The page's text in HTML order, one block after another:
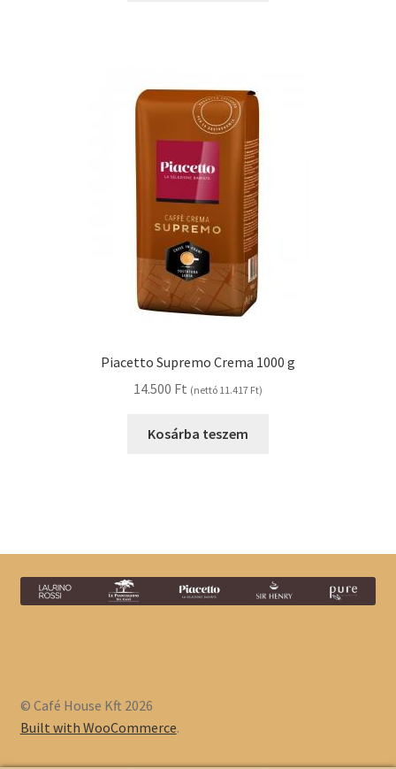
Piacetto Supremo Crema 1000 g
14.500 Ft (nettó 11.417 Ft)
Kosárba teszem
© Café House Kft 2026
Built with WooCommerce.